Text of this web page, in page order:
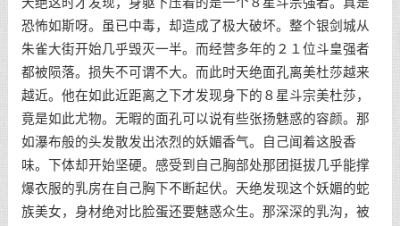
恐怖如斯呀。虽已中毒，却造成了极大破坏。整个银剑城从
朱雀大街开始几乎毁灭一半。而经营多年的２１位斗皇强者
都被陨落。损失不可谓不大。而此时天绝面孔离美杜莎越来
越近。他在如此近距离之下才发现身下的８星斗宗美杜莎，
竟是如此尤物。无暇的面孔可以说有些张扬魅惑的容颜。那
如瀑布般的头发散发出浓烈的妖媚香气。自己闻着这股香
味。下体却开始坚硬。感受到自己胸部处那团挺拔几乎能撑
爆衣服的乳房在自己胸下不断起伏。天绝发现这个妖媚的蛇
族美女，身材绝对比脸蛋还要魅惑众生。那深深的乳沟，被